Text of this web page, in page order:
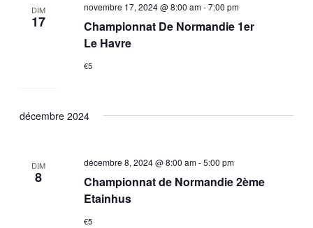
DIM
17
Championnat De Normandie 1er
Le Havre
novembre 17, 2024 @ 8:00 am-7:00 pm
€5
décembre 2024
DIM
8
Championnat de Normandie 2ème
Etainhus
décembre 8, 2024 @ 8:00 am-5:00 pm
€5